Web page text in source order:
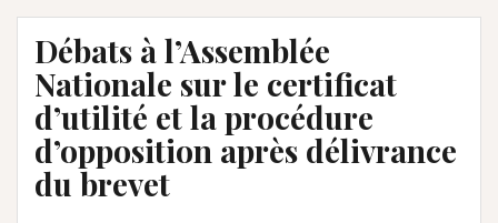
Débats à l’Assemblée
Nationale sur le certificat
d’utilité et la procédure
d’opposition après délivrance
du brevet